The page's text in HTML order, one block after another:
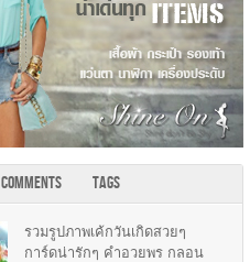
COMMENTS TAGS
รวมรูปภาพเค้กวันเกิดสวยๆ
การ์ดน่ารักๆ คำอวยพร กลอน